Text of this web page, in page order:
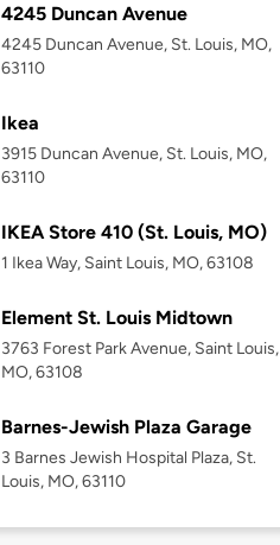
4245 Duncan Avenue
4245 Duncan Avenue, St. Louis, MO,
63110
Ikea
3915 Duncan Avenue, St. Louis, MO,
63110
IKEA Store 410 (St. Louis, MO)
1 Ikea Way, Saint Louis, MO, 63108
Element St. Louis Midtown
3763 Forest Park Avenue, Saint Louis,
MO, 63108
Barnes-Jewish Plaza Garage
3 Barnes Jewish Hospital Plaza, St.
Louis, MO, 63110